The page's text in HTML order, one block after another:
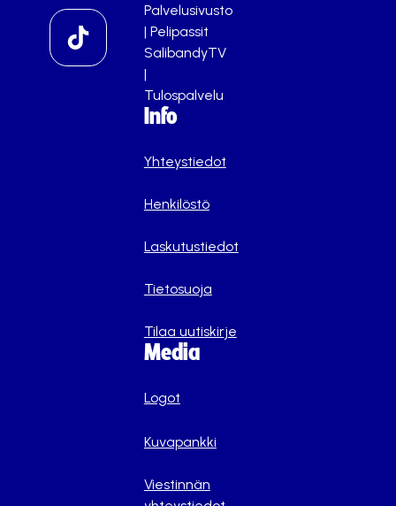
Palvelusivusto
| Pelipassit
SalibandyTV
|
Tulospalvelu
Info
Yhteystiedot
Henkilöstö
Laskutustiedot
Tietosuoja
Tilaa uutiskirje
Media
Logot
Kuvapankki
Viestinnän